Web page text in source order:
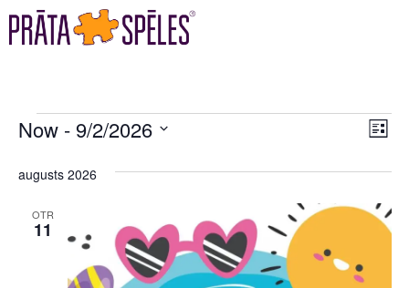
LIST
Now - 9/2/2026
date.
augusts 2026
OTR
11